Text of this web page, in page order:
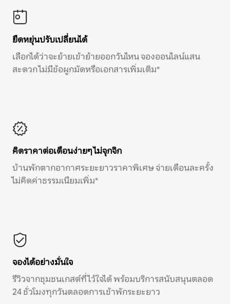
ยืดหยุ่นปรับเปลี่ยนได้
เลือกได้ว่าจะย้ายเข้าย้ายออกวันไหน จองออนไลน์แสน
สะดวก ไม่มีข้อผูกมัดหรือเอกสารเพิ่มเติม*
คิดราคาต่อเดือนง่ายๆ ไม่จุกจิก
บ้านพักตากอากาศระยะยาวราคาพิเศษ จ่ายเดือนละครั้ง
ไม่คิดค่าธรรมเนียมเพิ่ม*
จองได้อย่างมั่นใจ
รีวิวจากชุมชนเกสต์ที่ไว้ใจได้ พร้อมบริการสนับสนุนตลอด
24 ชั่วโมงทุกวันตลอดการเข้าพักระยะยาว